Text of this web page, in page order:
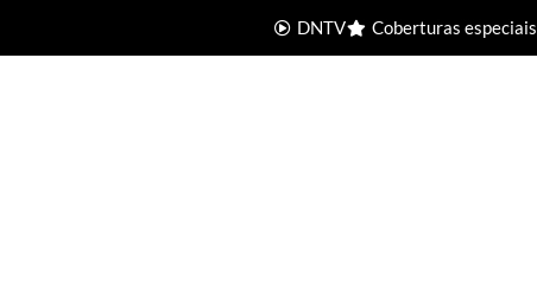
DNTV Coberturas especiais